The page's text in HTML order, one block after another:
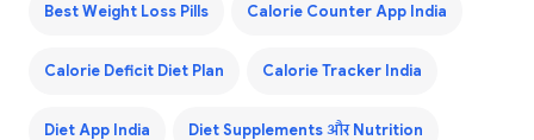
Best Weight Loss Pills Calorie Counter App India
Calorie Deficit Diet Plan Calorie Tracker India
Diet App India Diet Supplements और Nutrition